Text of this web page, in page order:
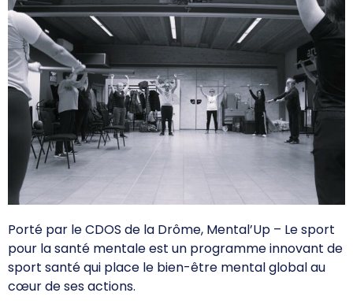
Sport & Santé
Formations & Professionnalisation
CDOS 26
Qui sommes-nous ?
Comités Départementaux
Trouver un club
Partenaires & Labels
PARIS 2024
Porté par le CDOS de la Drôme, Mental’Up – Le sport
pour la santé mentale est un programme innovant de
sport santé qui place le bien-être mental global au
cœur de ses actions.